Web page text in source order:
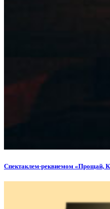
Спектаклем-реквиемом «Прощай,